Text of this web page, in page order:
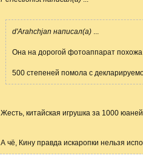
d'Arahchjan написал(а)
Она на дорогой фотоаппарат
500 степеней помола с
Жесть, китайская игрушка за 1000
А чё, Кину правда искаропки нельзя